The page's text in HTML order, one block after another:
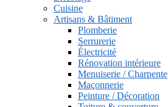
Cuisine
Artisans & Bâtiment
Plomberie
Serrurerie
Électricité
Rénovation intérieure
Menuiserie / Charpente
Maçonnerie
Peinture / Décoration